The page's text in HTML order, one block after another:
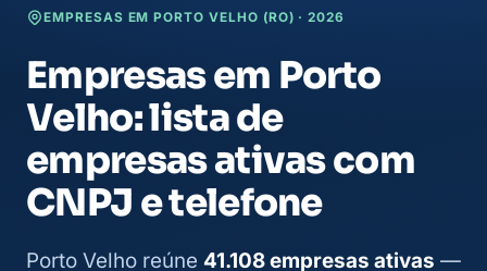
EMPRESAS EM PORTO VELHO (RO) · 2026
Empresas em Porto
Velho: lista de
empresas ativas com
CNPJ e telefone
Porto Velho reúne 41.108 empresas ativas —